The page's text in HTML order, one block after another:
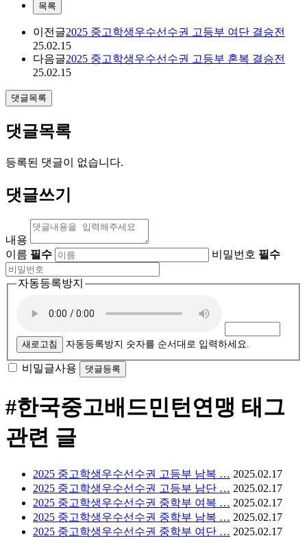
목록
이전글2025 중고학생우수선수권 고등부 여단 결승전
25.02.15
다음글2025 중고학생우수선수권 고등부 혼복 결승전
25.02.15
댓글목록
댓글목록
등록된 댓글이 없습니다.
댓글쓰기
내용
이름 필수 비밀번호 필수
자동등록방지
새로고침 자동등록방지 숫자를 순서대로 입력하세요.
비밀글사용
#한국중고배드민턴연맹 태그
관련 글
2025 중고학생우수선수권 고등부 남복 … 2025.02.17
2025 중고학생우수선수권 고등부 남단 … 2025.02.17
2025 중고학생우수선수권 중학부 여복 … 2025.02.17
2025 중고학생우수선수권 중학부 남복 … 2025.02.17
2025 중고학생우수선수권 중학부 여단 … 2025.02.17